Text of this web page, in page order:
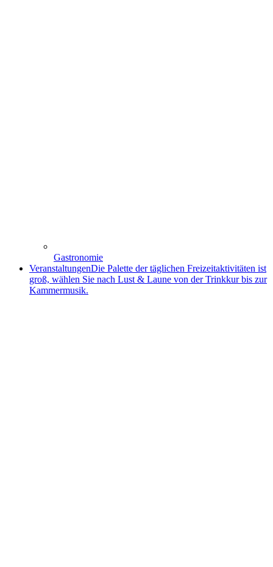
Gastronomie
VeranstaltungenDie Palette der täglichen Freizeitaktivitäten ist
groß, wählen Sie nach Lust & Laune von der Trinkkur bis zur
Kammermusik.